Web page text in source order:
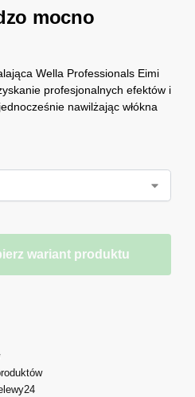
mocno
Wella Professionals Eimi
profesjonalnych efektów i
nawilżając włókna
wariant produktu